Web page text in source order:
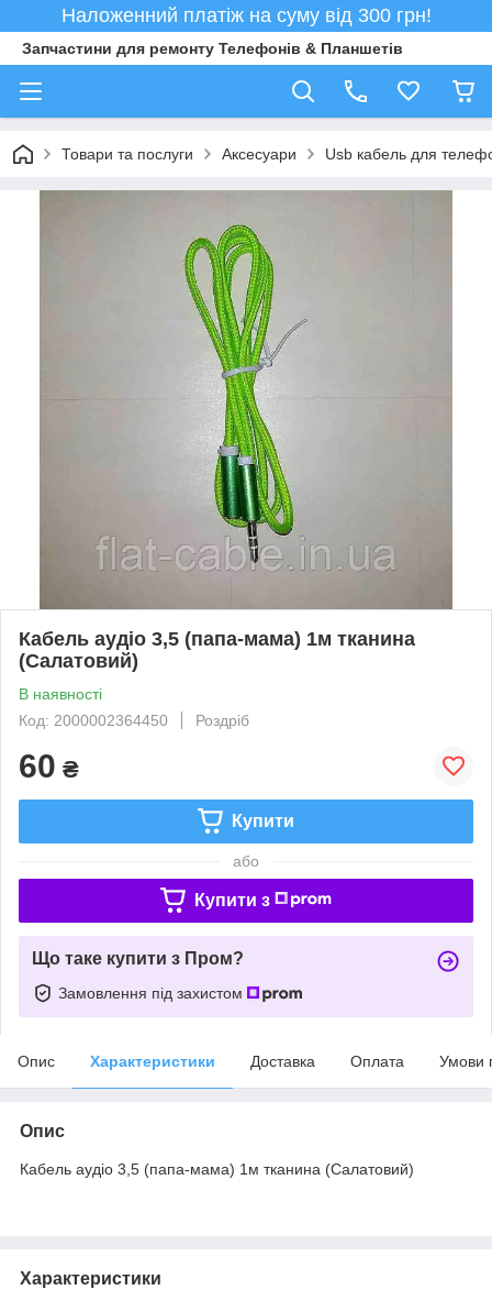
Наложенний платіж на суму від 300 грн!
Запчастини для ремонту Телефонів & Планшетів
Товари та послуги Аксесуари Usb кабель для
Кабель аудіо 3,5 (папа-мама) 1м тканина
(Салатовий)
В наявності
Код: 2000002364450
Роздріб
60 ₴
Купити
або
Купити з
Що таке купити з Пром?
Замовлення під захистом
Опис Характеристики Доставка Оплата Умови
Опис
Кабель аудіо 3,5 (папа-мама) 1м тканина (Салатовий)
Характеристики